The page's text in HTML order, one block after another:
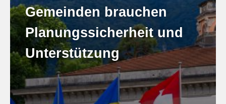
Gemeinden brauchen
Planungssicherheit und
Unterstützung